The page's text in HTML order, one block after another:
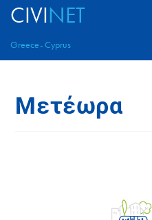
CIVINET
Greece- Cyprus
Μετέωρα